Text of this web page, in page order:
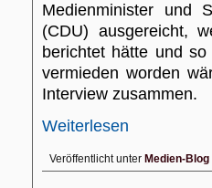
Medienminister und
(CDU) ausgereicht,
berichtet hätte und
vermieden worden
Interview zusammen.
Weiterlesen
Veröffentlicht unter Medien-Blog